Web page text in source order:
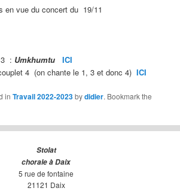
en vue du concert du 19/11
: Umkhumtu
ICI
4 (on chante le 1, 3 et donc 4) ICI
inTravail 2022-2023bydidier. Bookmark the
Stolat
chorale à Daix
5 rue de fontaine
21121 Daix